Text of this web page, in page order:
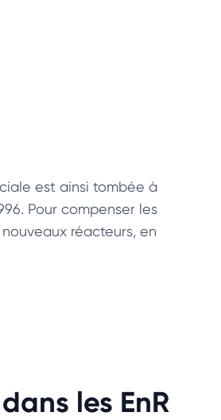
est ainsi tombée à
Pour compenser les
réacteurs, en
les EnR